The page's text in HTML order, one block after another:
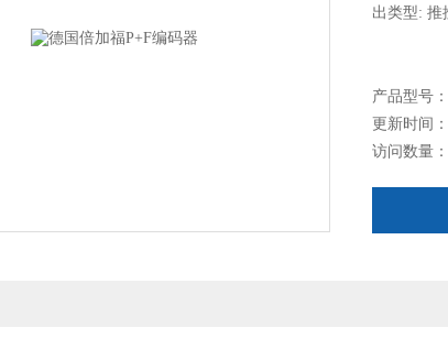
出类型: 推
产品型号
更新时间
访问数量